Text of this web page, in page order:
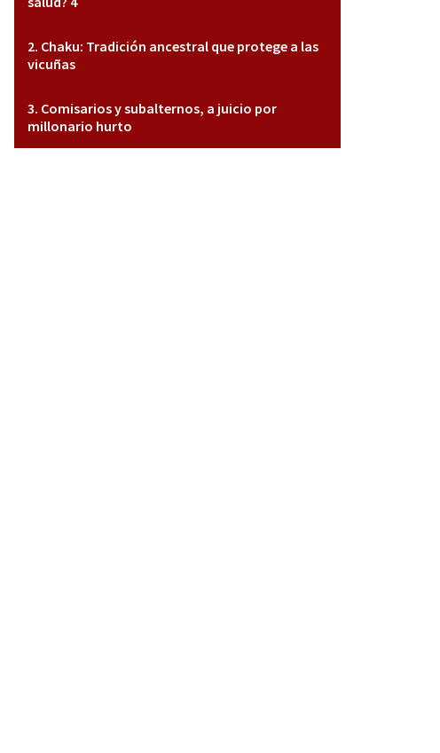
Chaku: Tradición ancestral que protege a las
vicuñas
Comisarios y subalternos, a juicio por
millonario hurto